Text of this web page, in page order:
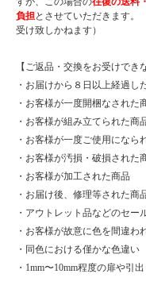
負担とさせていただきます。
受け致しかねます）
【ご返品・交換をお受けでき
・お届けから８日以上経過し
・お客様が一度開梱なされた
・お客様が組み立てられた商
・お客様が一度ご使用になら
・お客様が汚損・破損された
・お客様が加工された商品
・お届け後、修理等された商
・アウトレット品などのセー
・お客様が故意に色を間違わ
・同色における僅かな色違い
・1mm〜10mm程度の扉や引